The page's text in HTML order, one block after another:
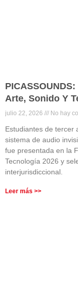
Arte, Sonido Y
julio 22, 2026 No hay
Estudiantes de tercer
sistema de audio
fue presentada en la
Tecnología 2026 y
interjurisdiccional.
Leer más >>